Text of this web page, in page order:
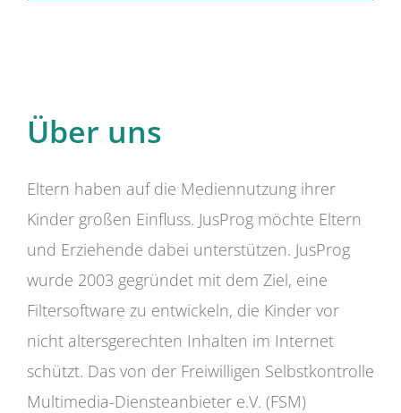
Über uns
Eltern haben auf die Mediennutzung ihrer
Kinder großen Einfluss. JusProg möchte Eltern
und Erziehende dabei unterstützen. JusProg
wurde 2003 gegründet mit dem Ziel, eine
Filtersoftware zu entwickeln, die Kinder vor
nicht altersgerechten Inhalten im Internet
schützt. Das von der Freiwilligen Selbstkontrolle
Multimedia-Diensteanbieter e.V. (FSM)